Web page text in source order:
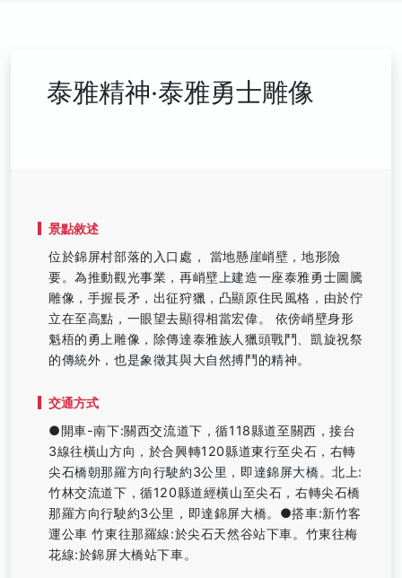
泰雅精神‧泰雅勇士雕像
景點敘述
位於錦屏村部落的入口處， 當地懸崖峭壁，地形險
要。為推動觀光事業，再峭壁上建造一座泰雅勇士圖騰
雕像，手握長矛，出征狩獵，凸顯原住民風格，由於佇
立在至高點，一眼望去顯得相當宏偉。 依傍峭壁身形
魁梧的勇上雕像，除傳達泰雅族人獵頭戰鬥、凱旋祝祭
的傳統外，也是象徵其與大自然搏鬥的精神。
交通方式
●開車-南下:關西交流道下，循118縣道至關西，接台
3線往橫山方向，於合興轉120縣道東行至尖石，右轉
尖石橋朝那羅方向行駛約3公里，即達錦屏大橋。北上:
竹林交流道下，循120縣道經橫山至尖石，右轉尖石橋
那羅方向行駛約3公里，即達錦屏大橋。●搭車:新竹客
運公車 竹東往那羅線:於尖石天然谷站下車。竹東往梅
花線:於錦屏大橋站下車。